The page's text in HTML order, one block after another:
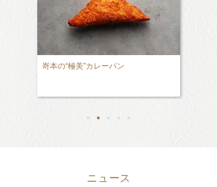
嵜本の“極美”カレーパン
● ● ● ● ●
ニュース